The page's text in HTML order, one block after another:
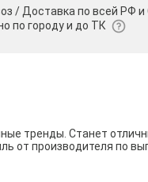
/ Доставка по всей РФ и
по городу и до ТК
тренды. Станет
от производителя по